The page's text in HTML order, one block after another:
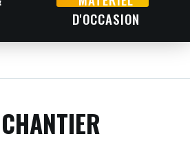
D'OCCASION